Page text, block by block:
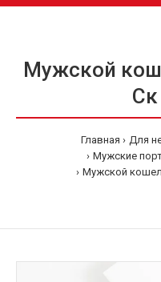
Мужской
Главная Для
Мужские
Мужской